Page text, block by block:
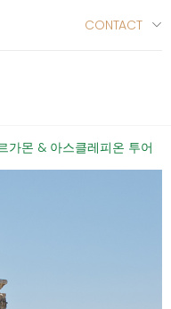
CONTACT
menu
가몬 & 아스클레피온 투어